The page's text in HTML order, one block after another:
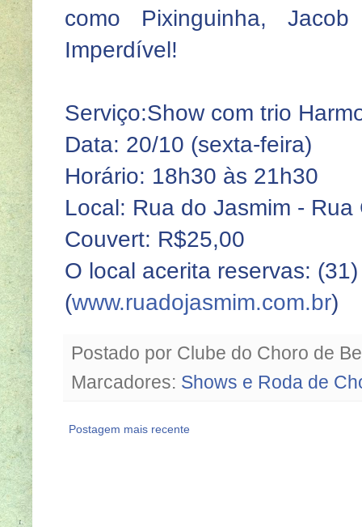
como Pixinguinha,
Imperdível!
Serviço:Show com trio
Data: 20/10 (sexta-feira)
Horário: 18h30 às 21h30
Local: Rua do Jasmim -
Couvert: R$25,00
O local acerita reservas:
(www.ruadojasmim.com.br)
Postado por Clube do Choro de
Marcadores: Shows e Roda de
Postagem mais recente